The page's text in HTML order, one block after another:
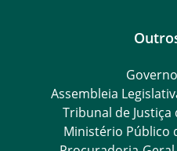
Assembleia
Tribunal de Justiça
Ministério Público